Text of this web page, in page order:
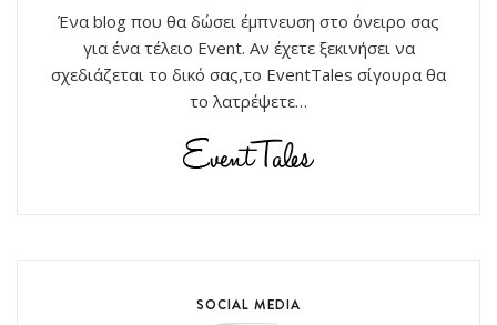
Ένα blog που θα δώσει έμπνευση στο όνειρο σας
για ένα τέλειο Event. Αν έχετε ξεκινήσει να
σχεδιάζεται το δικό σας,το EventTales σίγουρα θα
το λατρέψετε…
SOCIAL MEDIA